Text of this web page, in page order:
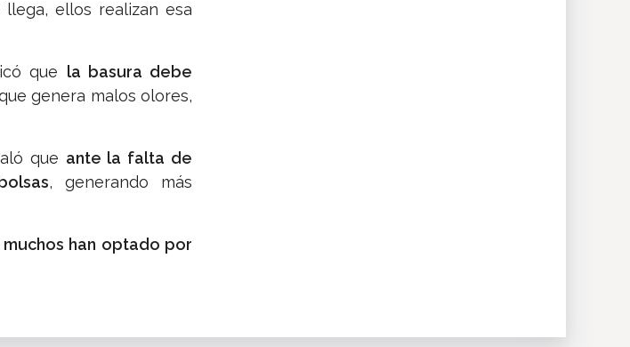
ellos realizan esa
que la basura debe
genera malos olores,
que ante la falta de
, generando más
han optado por